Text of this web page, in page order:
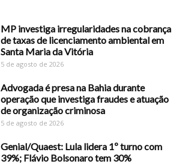
MP investiga irregularidades na cobrança
de taxas de licenciamento ambiental em
Santa Maria da Vitória
5 de agosto de 2026
Advogada é presa na Bahia durante
operação que investiga fraudes e atuação
de organização criminosa
5 de agosto de 2026
Genial/Quaest: Lula lidera 1º turno com
39%; Flávio Bolsonaro tem 30%